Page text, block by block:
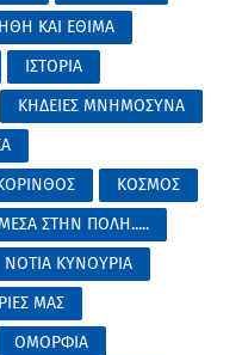
ΗΘΗ ΚΑΙ ΕΘΙΜΑ
ΙΣΤΟΡΙΑ
ΚΗΔΕΙΕΣ ΜΝΗΜΟΣΥΝΑ
ΚΟΣΜΟΣ
ΜΕΣΑ ΣΤΗΝ ΠΟΛΗ.....
ΝΟΤΙΑ ΚΥΝΟΥΡΙΑ
ΜΑΣ
ΟΜΟΡΦΙΑ